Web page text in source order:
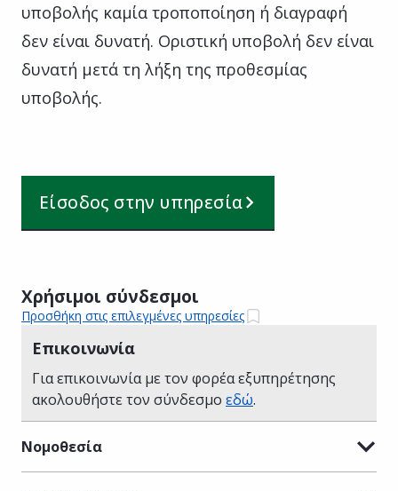
υποβολής καμία τροποποίηση ή διαγραφή
δεν είναι δυνατή. Οριστική υποβολή δεν είναι
δυνατή μετά τη λήξη της προθεσμίας
υποβολής.
Είσοδος στην υπηρεσία
Χρήσιμοι σύνδεσμοι
Προσθήκη στις επιλεγμένες υπηρεσίες
Επικοινωνία
Για επικοινωνία με τον φορέα εξυπηρέτησης
ακολουθήστε τον σύνδεσμο εδώ.
Νομοθεσία